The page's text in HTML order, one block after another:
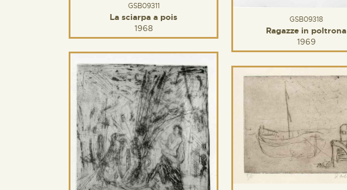
GSB09311
La sciarpa a pois
1968
GSB09318
Ragazze in poltrona
1969